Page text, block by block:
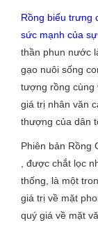
Rồng biểu trưng
sức mạnh của
thần phun nước
gạo nuôi sống
tượng rồng cùng
giá trị nhân văn
thượng của dân
Phiên bản Rồng
, được chắt lọc
thống, là một
giá trị về mặt
quý giá về mặt